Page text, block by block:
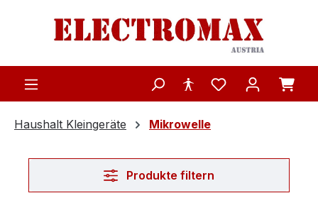
Zum Hauptinhalt springen
Haushalt Kleingeräte Mikrowelle
Produkte filtern